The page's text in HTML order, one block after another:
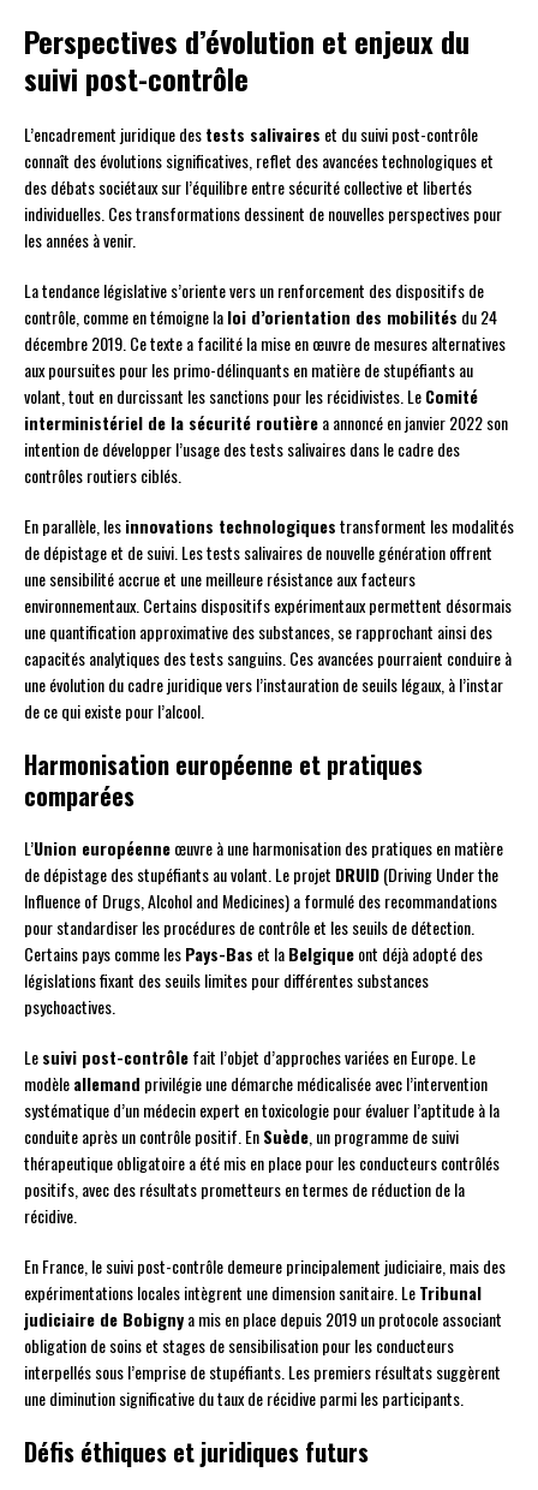
Perspectives d’évolution et enjeux du
suivi post-contrôle
L’encadrement juridique destests salivaires et du suivi post-contrôle
connaît des évolutions significatives, reflet des avancées technologiques et
des débats sociétaux sur l’équilibre entre sécurité collective et libertés
individuelles. Ces transformations dessinent de nouvelles perspectives pour
les années à venir.
La tendance législative s’oriente vers un renforcement des dispositifs de
contrôle, comme en témoigne laloi d’orientation des mobilités du 24
décembre 2019. Ce texte a facilité la mise en œuvre de mesures alternatives
aux poursuites pour les primo-délinquants en matière de stupéfiants au
volant, tout en durcissant les sanctions pour les récidivistes. LeComité
interministériel de la sécurité routièrea annoncé en janvier 2022 son
intention de développer l’usage des tests salivaires dans le cadre des
contrôles routiers ciblés.
En parallèle, lesinnovations technologiquestransforment les modalités
de dépistage et de suivi. Les tests salivaires de nouvelle génération offrent
une sensibilité accrue et une meilleure résistance aux facteurs
environnementaux. Certains dispositifs expérimentaux permettent désormais
une quantification approximative des substances, se rapprochant ainsi des
capacités analytiques des tests sanguins. Ces avancées pourraient conduire à
une évolution du cadre juridique vers l’instauration de seuils légaux, à l’instar
de ce qui existe pour l’alcool.
Harmonisation européenne et pratiques
comparées
L’Union européenneœuvre à une harmonisation des pratiques en matière
de dépistage des stupéfiants au volant. Le projet DRUID(Driving Under the
Influence of Drugs, Alcohol and Medicines) a formulé des recommandations
pour standardiser les procédures de contrôle et les seuils de détection.
Certains pays comme lesPays-Bas et laBelgiqueont déjà adopté des
législations fixant des seuils limites pour différentes substances
psychoactives.
Lesuivi post-contrôlefait l’objet d’approches variées en Europe. Le
modèleallemand privilégie une démarche médicalisée avec l’intervention
systématique d’un médecin expert en toxicologie pour évaluer l’aptitude à la
conduite après un contrôle positif. EnSuède , un programme de suivi
thérapeutique obligatoire a été mis en place pour les conducteurs contrôlés
positifs, avec des résultats prometteurs en termes de réduction de la
récidive.
En France, le suivi post-contrôle demeure principalement judiciaire, mais des
expérimentations locales intègrent une dimension sanitaire. LeTribunal
judiciaire de Bobignya mis en place depuis 2019 un protocole associant
obligation de soins et stages de sensibilisation pour les conducteurs
interpellés sous l’emprise de stupéfiants. Les premiers résultats suggèrent
une diminution significative du taux de récidive parmi les participants.
Défis éthiques et juridiques futurs